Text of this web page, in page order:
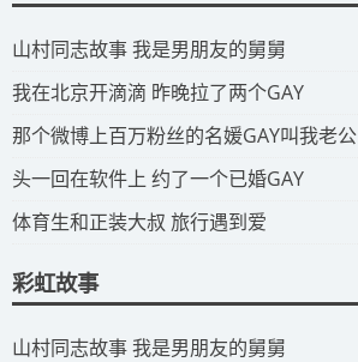
​山村同志故事 我是男朋友的舅舅
​我在北京开滴滴 昨晚拉了两个GAY
​那个微博上百万粉丝的名媛GAY叫我老公
​头一回在软件上 约了一个已婚GAY
​体育生和正装大叔 旅行遇到爱
彩虹故事
​山村同志故事 我是男朋友的舅舅